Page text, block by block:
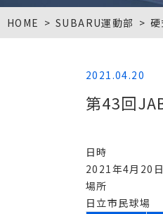
HOME SUBARU運動部
2021.04.20
第43回
日時
2021年4月20
場所
日立市民球場